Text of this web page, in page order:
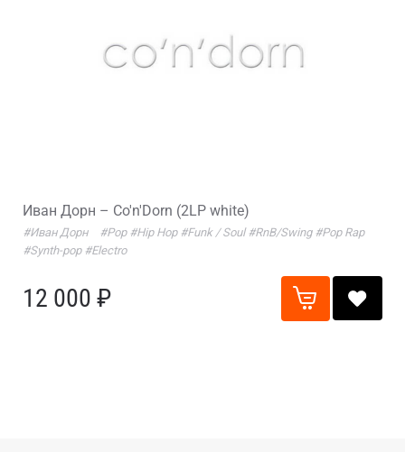
Иван Дорн – Co'n'Dorn (2LP white)
#Иван Дорн #Pop #Hip Hop #Funk / Soul #RnB/Swing #Pop Rap
#Synth-pop #Electro
12 000 ₽